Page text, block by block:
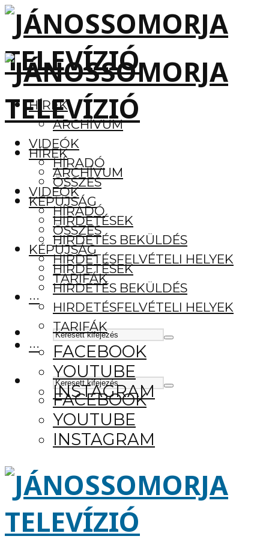
HÍREK
ARCHÍVUM
VIDEÓK
HÍRADÓ
ÖSSZES
KÉPÚJSÁG
HIRDETÉSEK
HIRDETÉS BEKÜLDÉS
HIRDETÉSFELVÉTELI HELYEK
TARIFÁK
···
FACEBOOK
YOUTUBE
INSTAGRAM
HÍREK
ARCHÍVUM
VIDEÓK
HÍRADÓ
ÖSSZES
KÉPÚJSÁG
HIRDETÉSEK
HIRDETÉS BEKÜLDÉS
HIRDETÉSFELVÉTELI HELYEK
TARIFÁK
···
FACEBOOK
YOUTUBE
INSTAGRAM